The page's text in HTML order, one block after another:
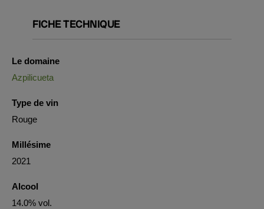
FICHE TECHNIQUE
Le domaine
Azpilicueta
Type de vin
Rouge
Millésime
2021
Alcool
14.0% vol.